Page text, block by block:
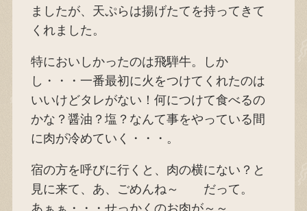
ましたが、天ぷらは揚げたてを持ってきて
くれました。
特においしかったのは飛騨牛。しか
し・・・一番最初に火をつけてくれたのは
いいけどタレがない！何につけて食べるの
かな？醤油？塩？なんて事をやっている間
に肉が冷めていく・・・。
宿の方を呼びに行くと、肉の横にない？と
見に来て、あ、ごめんね～ だって。
あぁぁ・・・せっかくのお肉が～～